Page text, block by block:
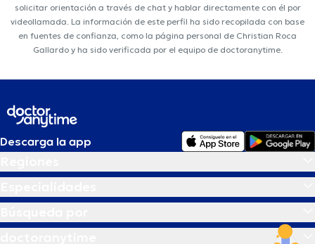
solicitar orientación a través de chat y hablar directamente con él por
videollamada. La información de este perfil ha sido recopilada con base
en fuentes de confianza, como la página personal de Christian Roca
Gallardo y ha sido verificada por el equipo de doctoranytime.
Descarga la app